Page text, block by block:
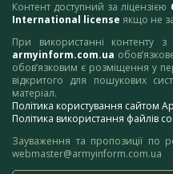
Контент доступний за ліцензією
International license якщо не
При використанні контенту
armyinform.com.ua
обов’язковим є розміщення у
відкритого для пошукових
матеріал.
Політика користування сайтом
Політика використання файлів
Зауваження та пропозиції по
webmaster@armyinform.com.ua